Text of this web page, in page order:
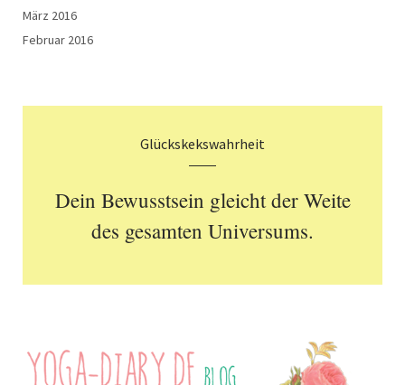
März 2016
Februar 2016
Glückskekswahrheit
Dein Bewusstsein gleicht der Weite
des gesamten Universums.